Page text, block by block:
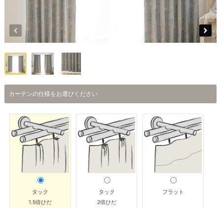
カーテンの仕様をお選びください
タック
1.5倍ひだ
タック
2倍ひだ
フラット